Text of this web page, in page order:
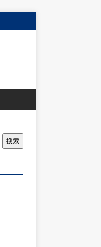
搜索